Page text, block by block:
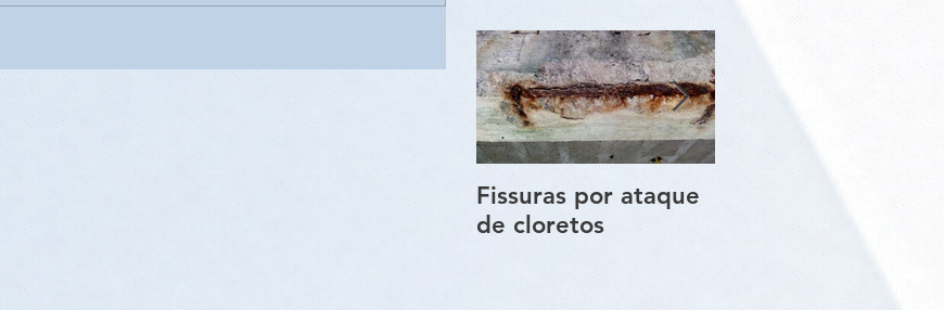
Fissuras por ataque
de cloretos
Trincas e Fissuras
nas estruturas de
paredes vigas e